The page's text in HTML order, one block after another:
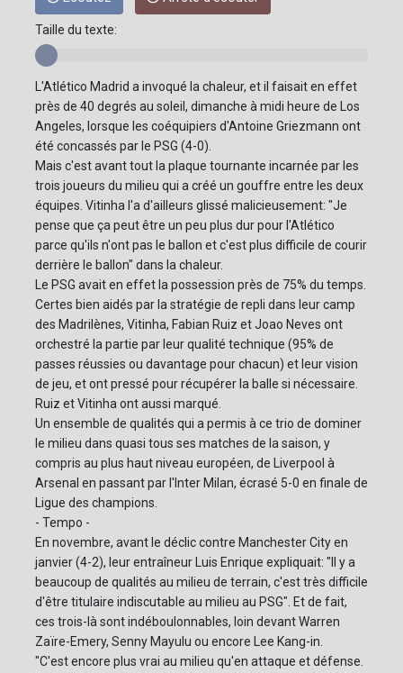
Taille du texte:
L'Atlético Madrid a invoqué la chaleur, et il faisait en effet
près de 40 degrés au soleil, dimanche à midi heure de Los
Angeles, lorsque les coéquipiers d'Antoine Griezmann ont
été concassés par le PSG (4-0).
Mais c'est avant tout la plaque tournante incarnée par les
trois joueurs du milieu qui a créé un gouffre entre les deux
équipes. Vitinha l'a d'ailleurs glissé malicieusement: "Je
pense que ça peut être un peu plus dur pour l'Atlético
parce qu'ils n'ont pas le ballon et c'est plus difficile de courir
derrière le ballon" dans la chaleur.
Le PSG avait en effet la possession près de 75% du temps.
Certes bien aidés par la stratégie de repli dans leur camp
des Madrilènes, Vitinha, Fabian Ruiz et Joao Neves ont
orchestré la partie par leur qualité technique (95% de
passes réussies ou davantage pour chacun) et leur vision
de jeu, et ont pressé pour récupérer la balle si nécessaire.
Ruiz et Vitinha ont aussi marqué.
Un ensemble de qualités qui a permis à ce trio de dominer
le milieu dans quasi tous ses matches de la saison, y
compris au plus haut niveau européen, de Liverpool à
Arsenal en passant par l'Inter Milan, écrasé 5-0 en finale de
Ligue des champions.
- Tempo -
En novembre, avant le déclic contre Manchester City en
janvier (4-2), leur entraîneur Luis Enrique expliquait: "Il y a
beaucoup de qualités au milieu de terrain, c'est très difficile
d'être titulaire indiscutable au milieu au PSG". Et de fait,
ces trois-là sont indéboulonnables, loin devant Warren
Zaïre-Emery, Senny Mayulu ou encore Lee Kang-in.
"C'est encore plus vrai au milieu qu'en attaque et défense.